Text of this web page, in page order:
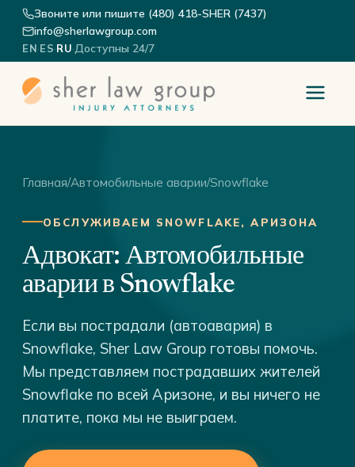
Звоните или пишите (480) 418-SHER (7437)
info@sherlawgroup.com
EN·ES·RU·Доступны 24/7
Главная/Автомобильные аварии/Snowflake
ОБСЛУЖИВАЕМ SNOWFLAKE, АРИЗОНА
Адвокат: Автомобильные
аварии в Snowflake
Если вы пострадали (автоавария) в
Snowflake, Sher Law Group готовы помочь.
Мы представляем пострадавших жителей
Snowflake по всей Аризоне, и вы ничего не
платите, пока мы не выиграем.